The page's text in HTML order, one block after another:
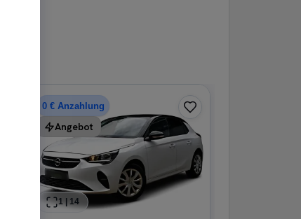
0 € Anzahlung
Angebot
1 14